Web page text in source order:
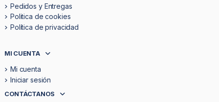
Pedidos y Entregas
Politica de cookies
Política de privacidad
MI CUENTA
Mi cuenta
Iniciar sesión
CONTÁCTANOS